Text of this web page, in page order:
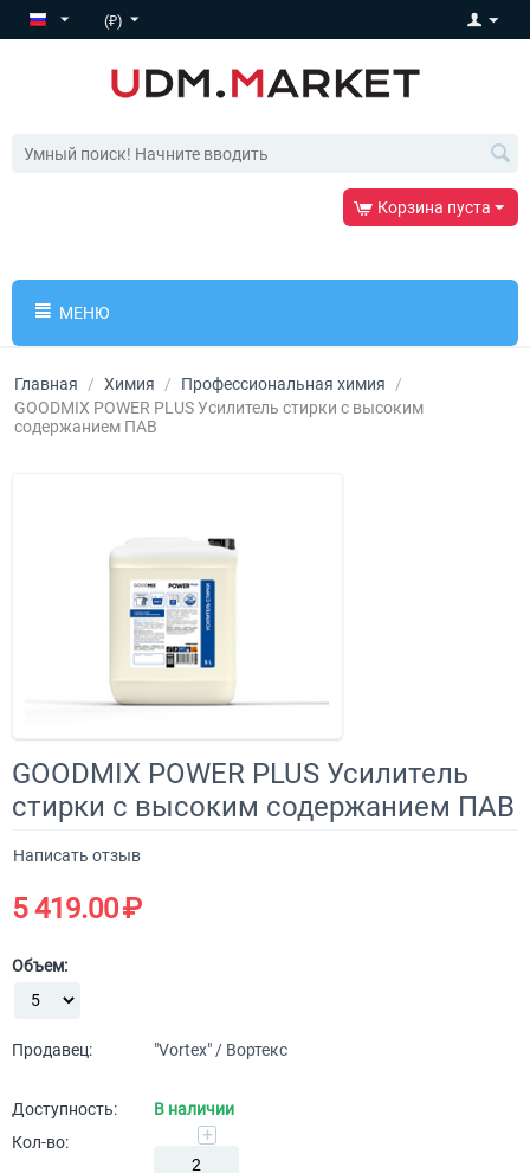
(₽)
Корзина пуста
МЕНЮ
Главная / Химия / Профессиональная химия
/
GOODMIX POWER PLUS Усилитель стирки с высоким
содержанием ПАВ
GOODMIX POWER PLUS Усилитель
стирки с высоким содержанием ПАВ
Написать отзыв
5 419.00₽
Объем:
Продавец: "Vortex" / Вортекс
Доступность:
В наличии
Кол-во:
+